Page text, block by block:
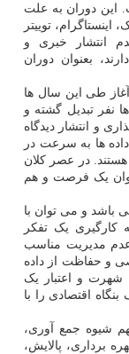
این دوران به علت
توییتر
انتشار خبری و
بعنوان دوران
آغاز طی این سال ها
نفر تبدیل گشته و
و انتشار دیدگاه
ها به سرعت در
در عصر کلان
یک فرصت و هم
باشد و می توان با
کارگیری یک تفکر
عدم مدیریت مناسب
و حفاظت از داده
شهرت و اعتبار یک
اقتصادی را با
شیوه جمع آوری،
برداری، پالایش،